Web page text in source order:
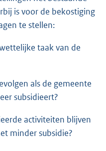
is voor de bekostiging
te stellen:
taak van de
als de gemeente
subsidieert?
activiteiten blijven
minder subsidie?